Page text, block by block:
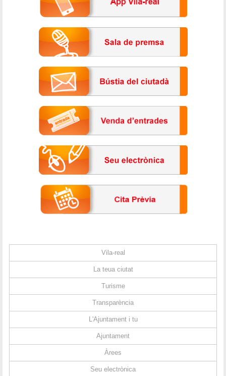
Vila-real
La teua ciutat
Turisme
Transparència
L'Ajuntament i tu
Ajuntament
Àrees
Seu electrònica